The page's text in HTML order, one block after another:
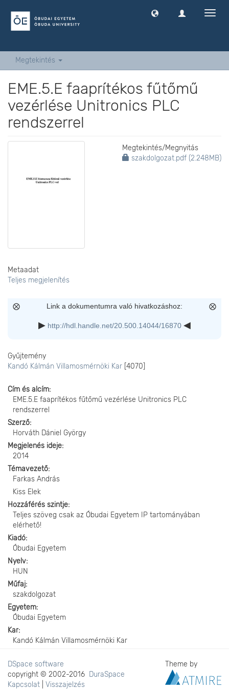
Megtekintés
EME.5.E faaprítékos fűtőmű
vezérlése Unitronics PLC
rendszerrel
Megtekintés/Megnyitás
szakdolgozat.pdf (2.248MB)
Metaadat
Teljes megjelenítés
Link a dokumentumra való hivatkozáshoz:
http://hdl.handle.net/20.500.14044/16870
Gyűjtemény
Kandó Kálmán Villamosmérnöki Kar [4070]
Cím és alcím
EME.5.E faaprítékos fűtőmű vezérlése Unitronics PLC
rendszerrel
Szerző
Horváth Dániel György
Megjelenés ideje
2014
Témavezető
Farkas András
Kiss Elek
Hozzáférés szintje
Teljes szöveg csak az Óbudai Egyetem IP tartományában
elérhető!
Kiadó
Óbudai Egyetem
Nyelv
HUN
Műfaj
szakdolgozat
Egyetem
Óbudai Egyetem
Kar
Kandó Kálmán Villamosmérnöki Kar
DSpace software
copyright © 2002-2016 DuraSpace
Kapcsolat
Visszajelzés
Theme by